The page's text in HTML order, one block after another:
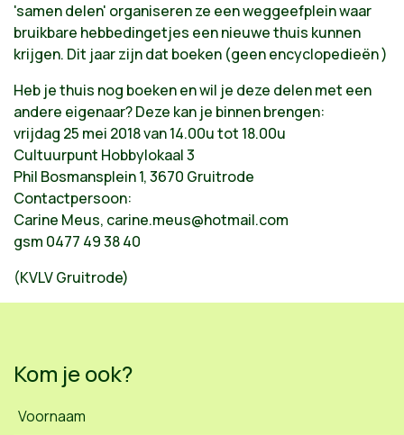
'samen delen' organiseren ze een weggeefplein waar
bruikbare hebbedingetjes een nieuwe thuis kunnen
krijgen. Dit jaar zijn dat boeken (geen encyclopedieën )
Heb je thuis nog boeken en wil je deze delen met een
andere eigenaar? Deze kan je binnen brengen:
vrijdag 25 mei 2018 van 14.00u tot 18.00u
Cultuurpunt Hobbylokaal 3
Phil Bosmansplein 1, 3670 Gruitrode
Contactpersoon:
Carine Meus, carine.meus@hotmail.com
gsm 0477 49 38 40
(KVLV Gruitrode)
Kom je ook?
Voornaam